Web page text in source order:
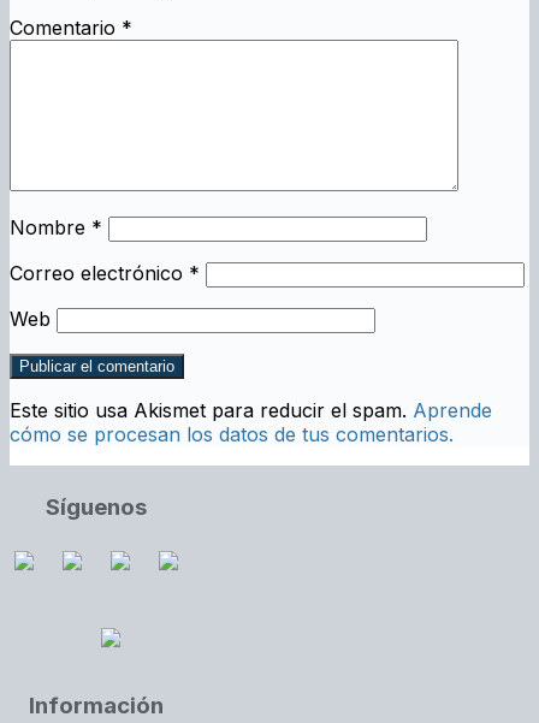
Comentario *
Nombre *
Correo electrónico *
Web
Este sitio usa Akismet para reducir el spam. Aprende
cómo se procesan los datos de tus comentarios.
Síguenos
Información